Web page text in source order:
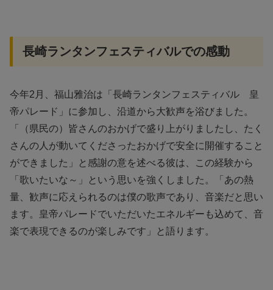
長崎ランタンフェスティバルでの感動
今年2月、福山雅治は「長崎ランタンフェスティバル 皇
帝パレード」に参加し、沿道から大歓声を浴びました。
「（県民の）皆さんのおかげで盛り上がりましたし、たく
さんの人が動いてくださったおかげで安全に開催すること
ができました」と感謝の意を述べる彼は、この経験から
「歌いたいな～」という思いを強くしました。「あの熱
量、歓声に応えられるのは僕の歌声であり、音楽だと思い
ます。皇帝パレードでいただいたエネルギーも込めて、音
楽で表現できるのが楽しみです」と語ります。